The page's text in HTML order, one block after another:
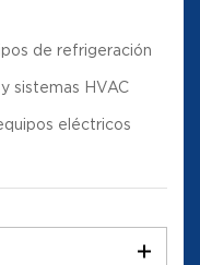
de refrigeración
sistemas HVAC
eléctricos